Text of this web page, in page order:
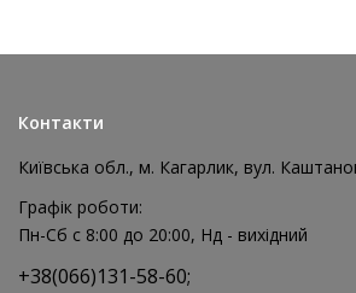
Контакти
Київська обл., м. Кагарлик, вул.
Графік роботи:
Пн-Сб с 8:00 до 20:00, Нд - вихідний
+38(066)131-58-60;